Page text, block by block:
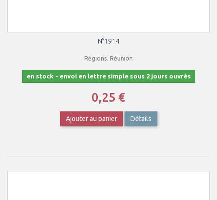
N°1914
Régions. Réunion
en stock - envoi en lettre simple sous 2 jours ouvrés
0,25 €
Ajouter au panier Détails